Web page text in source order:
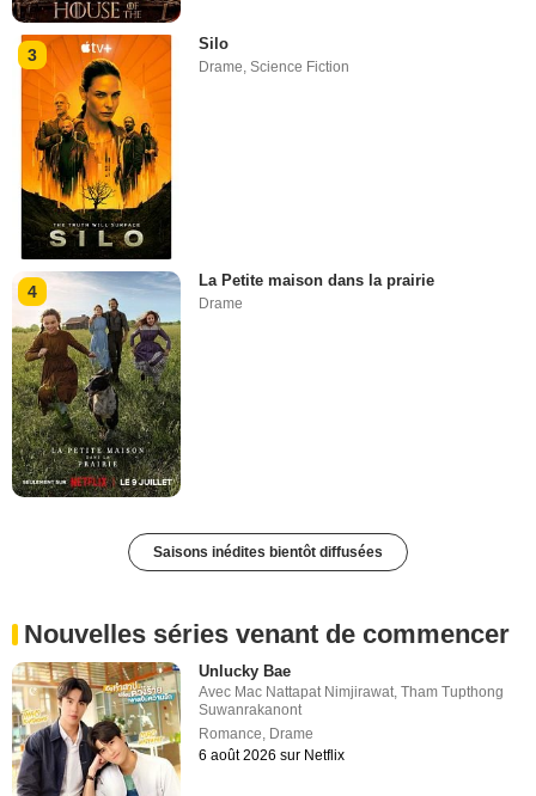
3
Silo
Drame,Science Fiction
4
La Petite maison dans la prairie
Drame
Saisons inédites bientôt diffusées
Nouvelles séries venant de commencer
Unlucky Bae
Avec Mac Nattapat Nimjirawat ,Tham Tupthong
Suwanrakanont
Romance Drame
6 août 2026 sur Netflix